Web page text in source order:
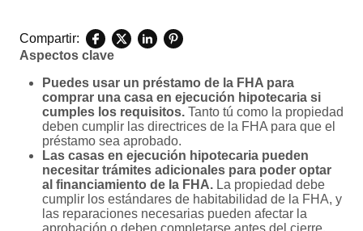
Compartir:
Aspectos clave
Puedes usar un préstamo de la FHA para
comprar una casa en ejecución hipotecaria si
cumples los requisitos. Tanto tú como la propiedad
deben cumplir las directrices de la FHA para que el
préstamo sea aprobado.
Las casas en ejecución hipotecaria pueden
necesitar trámites adicionales para poder optar
al financiamiento de la FHA. La propiedad debe
cumplir los estándares de habitabilidad de la FHA, y
las reparaciones necesarias pueden afectar la